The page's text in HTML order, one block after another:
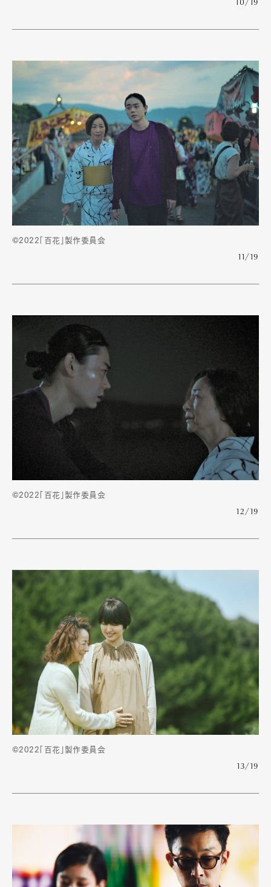
10/19
©2022「百花」製作委員会
11/19
©2022「百花」製作委員会
12/19
©2022「百花」製作委員会
13/19